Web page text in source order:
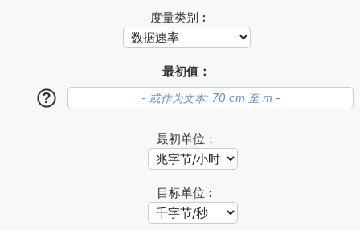
度量类别︰
最初值：
?
最初单位：
目标单位︰